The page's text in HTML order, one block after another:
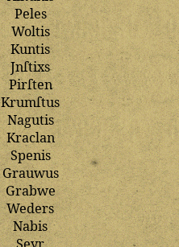
Peles
Woltis
Kuntis
Jnſtixs
Pirſten
Krumſtus
Nagutis
Kraclan
Spenis
Grauwus
Grabwe
Weders
Nabis